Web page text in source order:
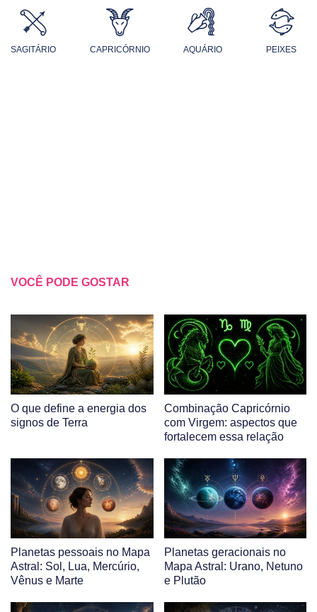
SAGITÁRIO CAPRICÓRNIO AQUÁRIO PEIXES
VOCÊ PODE GOSTAR
O que define a energia dos
signos de Terra
Combinação Capricórnio
com Virgem: aspectos que
fortalecem essa relação
Planetas pessoais no Mapa
Astral: Sol, Lua, Mercúrio,
Vênus e Marte
Planetas geracionais no
Mapa Astral: Urano, Netuno
e Plutão